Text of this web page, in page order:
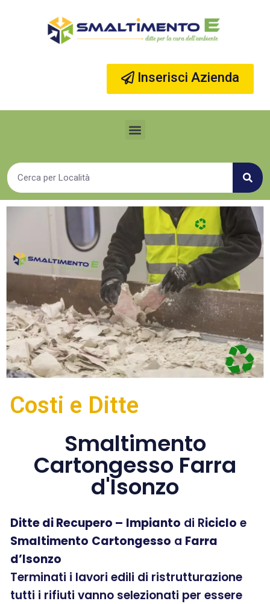
Inserisci Azienda
Costi e Ditte
Smaltimento
Cartongesso Farra
d'Isonzo
Ditte di Recupero – Impianto di Riciclo e
Smaltimento Cartongesso a Farra
d’Isonzo
Terminati i lavori edili di ristrutturazione
tutti i rifiuti vanno selezionati per essere